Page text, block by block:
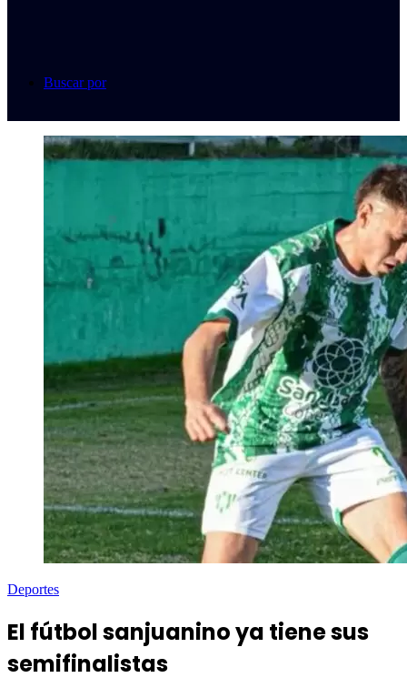
Buscar por
Deportes
El fútbol sanjuanino ya tiene sus
semifinalistas